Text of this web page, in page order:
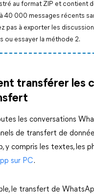
au format ZIP et contient
40 000 messages récents
pas à exporter les
ou essayer la méthode 2.
transférer les
les conversations
de transfert de
y compris les textes, les
sur PC.
le transfert de